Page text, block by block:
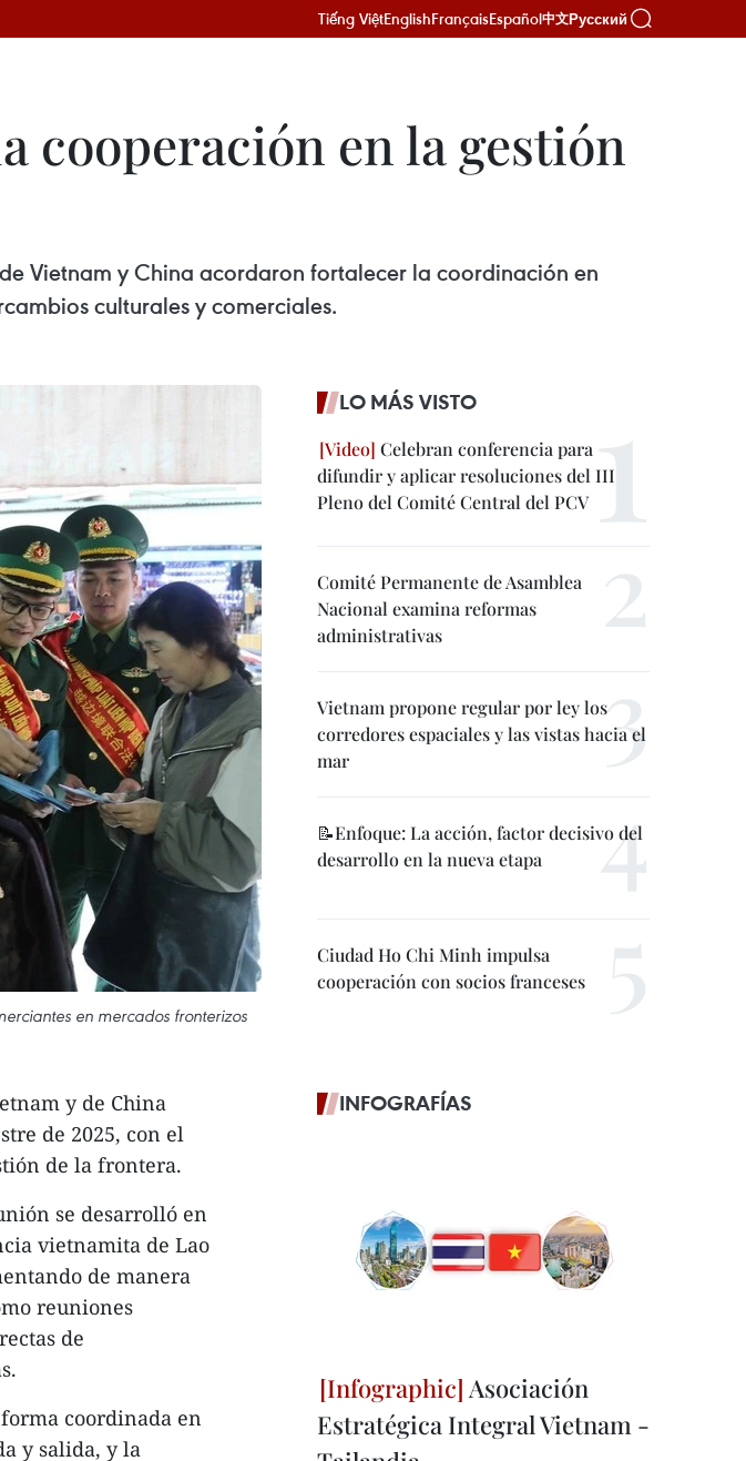
Tiếng ViệtEnglishFrançaisEspañol中文Русский
cooperación en la gestión
Vietnam y China acordaron fortalecer la coordinación en
culturales y comerciales.
en mercados fronterizos
y de China
de 2025, con el
de la frontera.
se desarrolló en
vietnamita de Lao
de manera
reuniones
de
coordinada en
y salida, y la
LO MÁS VISTO
Celebran conferencia para
difundir y aplicar resoluciones del III
Pleno del Comité Central del PCV
Comité Permanente de Asamblea
Nacional examina reformas
administrativas
Vietnam propone regular por ley los
corredores espaciales y las vistas hacia el
mar
📝Enfoque: La acción, factor decisivo del
desarrollo en la nueva etapa
Ciudad Ho Chi Minh impulsa
cooperación con socios franceses
INFOGRAFÍAS
Asociación
Estratégica Integral Vietnam -